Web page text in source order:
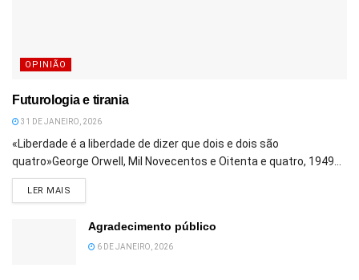
OPINIÃO
Futurologia e tirania
31 DE JANEIRO, 2026
«Liberdade é a liberdade de dizer que dois e dois são
quatro»George Orwell, Mil Novecentos e Oitenta e quatro, 1949...
LER MAIS
Agradecimento público
6 DE JANEIRO, 2026